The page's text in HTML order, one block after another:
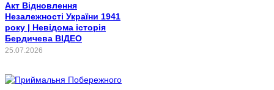
Акт Відновлення
Незалежності України 1941
року | Невідома історія
Бердичева ВІДЕО
25.07.2026